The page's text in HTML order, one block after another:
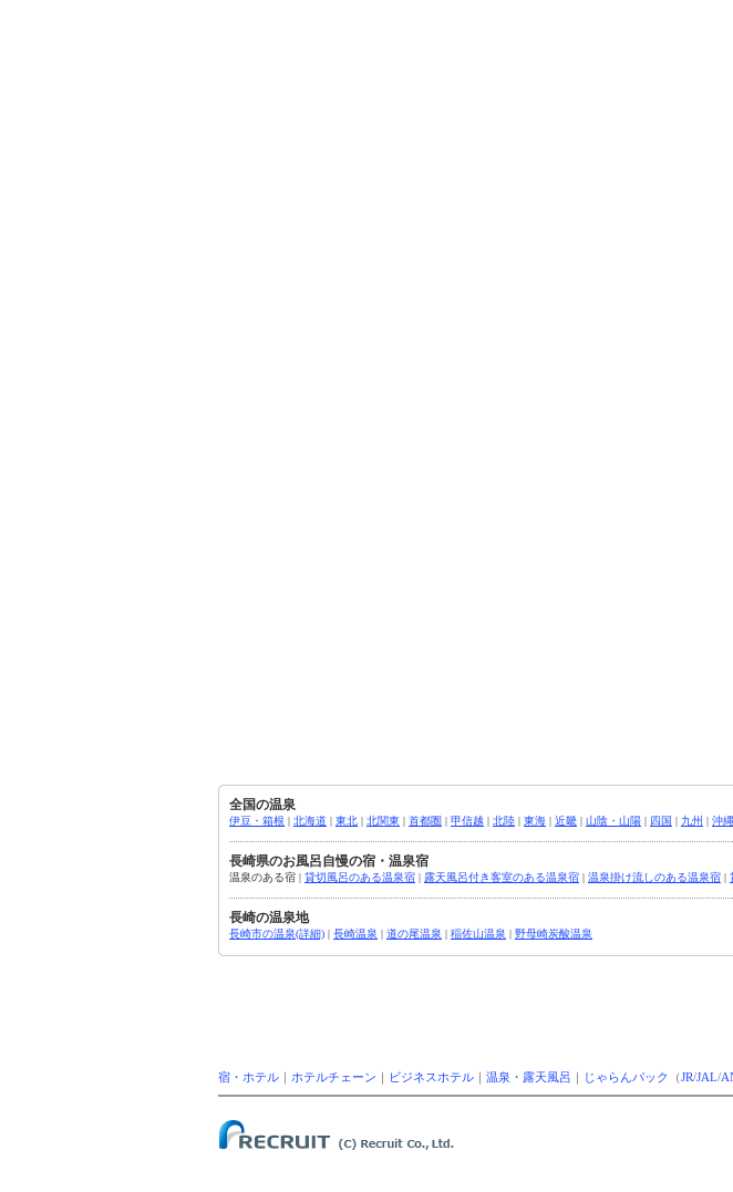
全国の温泉
伊豆・箱根 | 北海道 | 東北 | 北関東 | 首都圏 | 甲信越 | 北陸 | 東海 | 近畿 | 山陰・山陽 | 四国 | 九州 | 沖縄
長崎県のお風呂自慢の宿・温泉宿
温泉のある宿 | 貸切風呂のある温泉宿 | 露天風呂付き客室のある温泉宿 | 温泉掛け流しのある温泉宿 |
長崎の温泉地
長崎市の温泉(詳細) | 長崎温泉 | 道の尾温泉 | 稲佐山温泉 | 野母崎炭酸温泉
宿・ホテル ホテルチェーン ビジネスホテル 温泉・露天風呂 じゃらんパック （JR/JAL/